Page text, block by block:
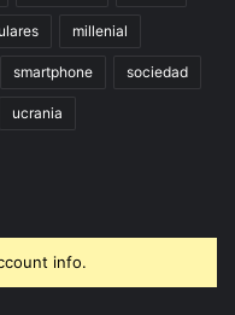
millenial
smartphone sociedad
ucrania
info.